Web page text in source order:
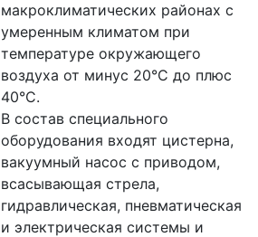
макроклиматических районах с
умеренным климатом при
температуре окружающего
воздуха от минус 20°С до плюс
40°С.
В состав специального
оборудования входят цистерна,
вакуумный насос с приводом,
всасывающая стрела,
гидравлическая, пневматическая
и электрическая системы и